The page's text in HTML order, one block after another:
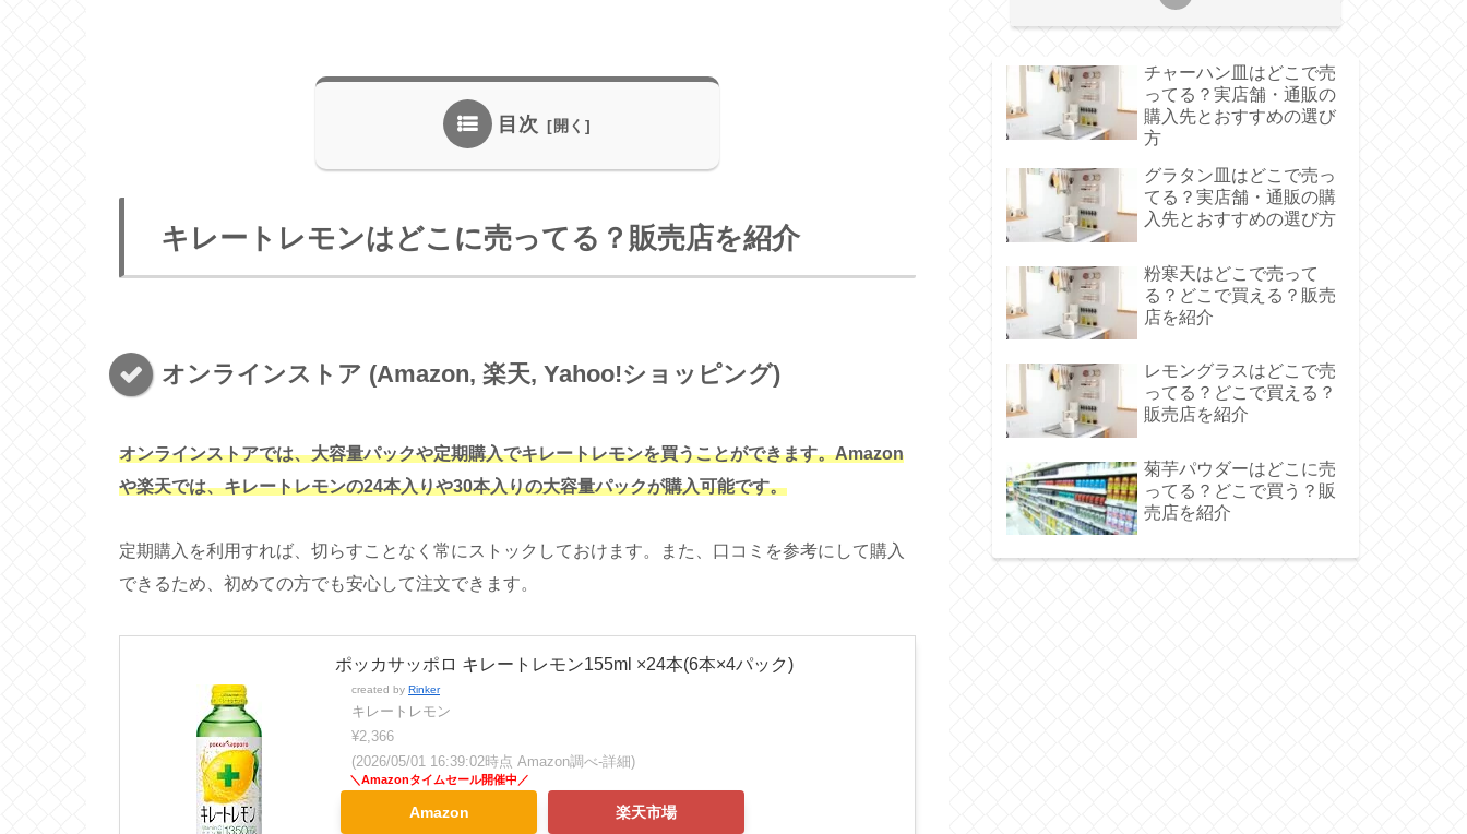
目次
キレートレモンはどこに売ってる？販売店を紹介
オンラインストア (Amazon, 楽天, Yahoo!ショッピング)
オンラインストアでは、大容量パックや定期購入でキレートレモンを買うことができます。Amazon
や楽天では、キレートレモンの24本入りや30本入りの大容量パックが購入可能です。
定期購入を利用すれば、切らすことなく常にストックしておけます。また、口コミを参考にして購入
できるため、初めての方でも安心して注文できます。
ポッカサッポロ キレートレモン155ml ×24本(6本×4パック)
created by Rinker
キレートレモン
¥2,366
(2026/05/01 16:39:02時点 Amazon調べ-詳細)
Amazon 楽天市場
チャーハン皿はどこで売
ってる？実店舗・通販の
購入先とおすすめの選び
方
グラタン皿はどこで売っ
てる？実店舗・通販の購
入先とおすすめの選び方
粉寒天はどこで売って
る？どこで買える？販売
店を紹介
レモングラスはどこで売
ってる？どこで買える？
販売店を紹介
菊芋パウダーはどこに売
ってる？どこで買う？販
売店を紹介